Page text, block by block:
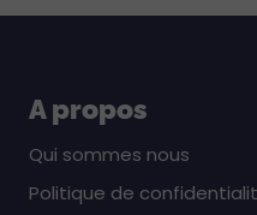
A propos
Qui sommes nous
Politique de